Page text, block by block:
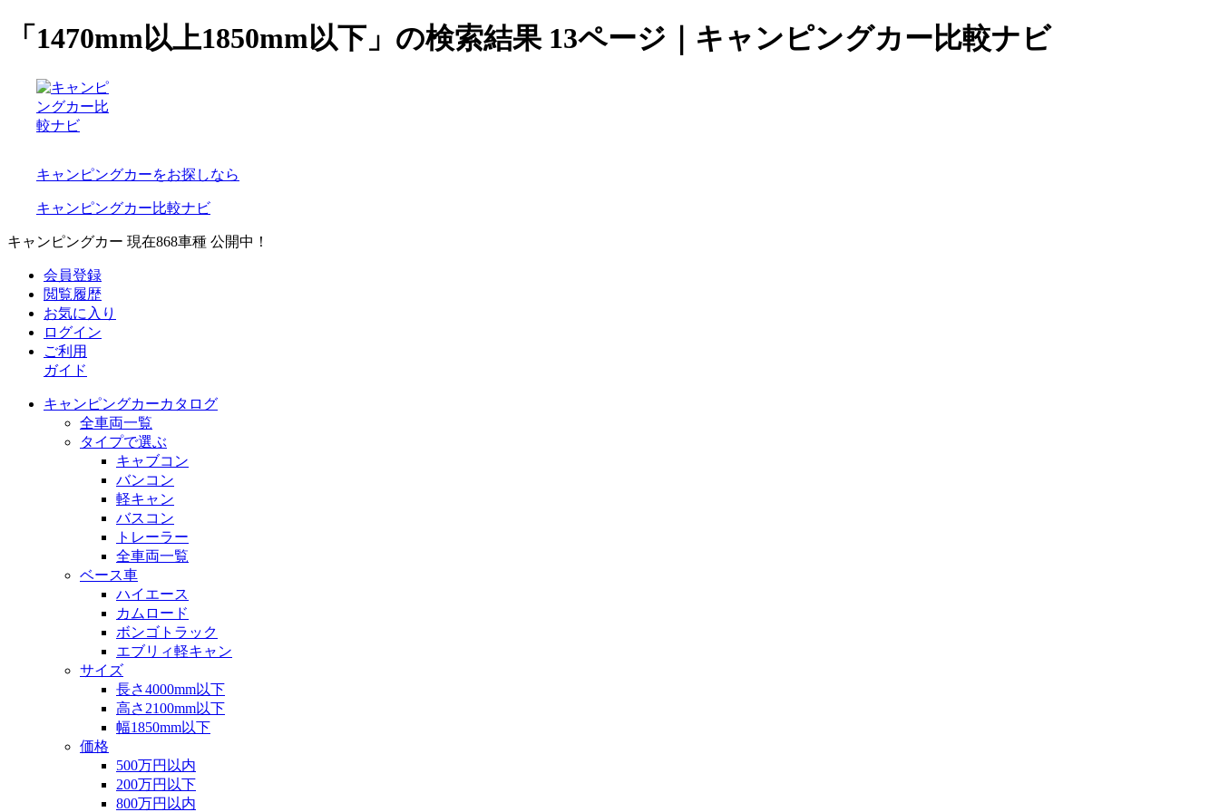
「1470mm以上1850mm以下」の検索結果 13ページ｜キャンピングカー比較ナビ
キャンピングカーをお探しなら
キャンピングカー比較ナビ
キャンピングカー 現在868車種 公開中！
会員登録
閲覧履歴
お気に入り
ログイン
ご利用
ガイド
キャンピングカーカタログ
全車両一覧
タイプで選ぶ
キャブコン
バンコン
軽キャン
バスコン
トレーラー
全車両一覧
ベース車
ハイエース
カムロード
ボンゴトラック
エブリィ軽キャン
サイズ
長さ4000mm以下
高さ2100mm以下
幅1850mm以下
価格
500万円以内
200万円以下
800万円以内